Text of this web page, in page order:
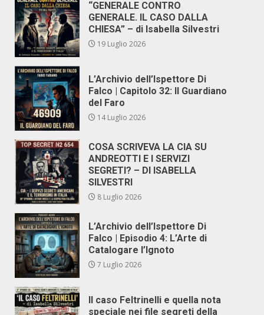
“GENERALE CONTRO
GENERALE. IL CASO DALLA
CHIESA” – di Isabella Silvestri
19 Luglio 2026
L’Archivio dell’Ispettore Di
Falco | Capitolo 32: Il Guardiano
del Faro
14 Luglio 2026
COSA SCRIVEVA LA CIA SU
ANDREOTTI E I SERVIZI
SEGRETI? – DI ISABELLA
SILVESTRI
8 Luglio 2026
L’Archivio dell’Ispettore Di
Falco | Episodio 4: L’Arte di
Catalogare l’Ignoto
7 Luglio 2026
Il caso Feltrinelli e quella nota
speciale nei file segreti della